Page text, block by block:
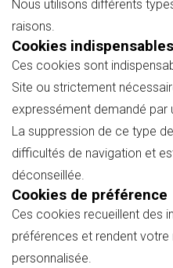
Nous utilisons différents
raisons.
Cookies indispensables
Ces cookies sont
Site ou strictement
expressément demandé par
La suppression de ce type
difficultés de navigation et
déconseillée.
Cookies de préférence
Ces cookies recueillent des
préférences et rendent
personnalisée.